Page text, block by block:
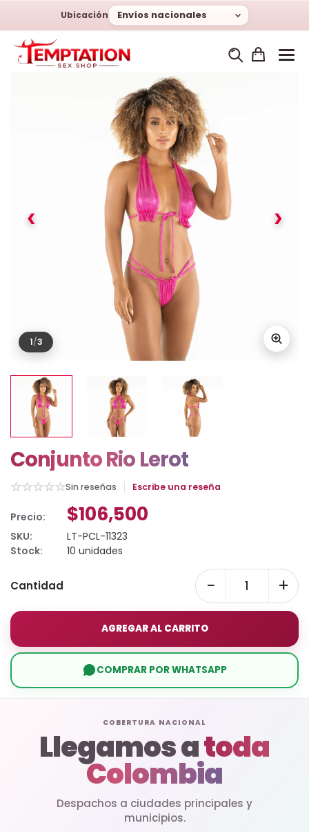
Ubicación Envíos nacionales
1/3
‹ ›
Conjunto Rio Lerot
☆☆☆☆☆Sin reseñas Escribe una reseña
Precio: $106,500
SKU:
LT-PCL-11323
Stock:
10 unidades
Cantidad − +
AGREGAR AL CARRITO
COMPRAR POR WHATSAPP
COBERTURA NACIONAL
Llegamos atoda
Colombia
Despachos a ciudades principales y
municipios.